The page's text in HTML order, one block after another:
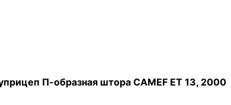
П-образная штора CAMEF ET 13, 2000